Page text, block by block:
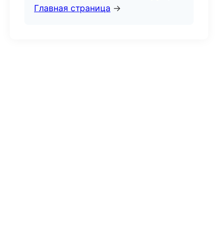
Главная страница →